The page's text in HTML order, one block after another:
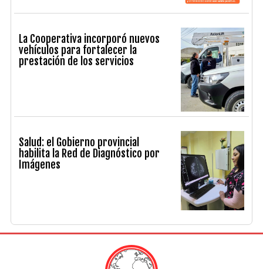
La Cooperativa incorporó nuevos
vehículos para fortalecer la
prestación de los servicios
Salud: el Gobierno provincial
habilita la Red de Diagnóstico por
Imágenes